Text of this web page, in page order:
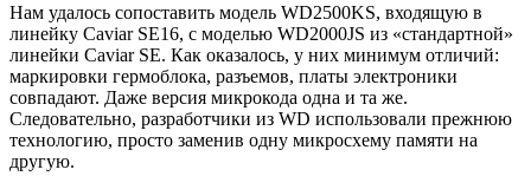
Нам удалось сопоставить модель WD2500KS, входящую в
линейку Caviar SE16, с моделью WD2000JS из «стандартной»
линейки Caviar SE. Как оказалось, у них минимум отличий:
маркировки гермоблока, разъемов, платы электроники
совпадают. Даже версия микрокода одна и та же.
Следовательно, разработчики из WD использовали прежнюю
технологию, просто заменив одну микросхему памяти на
другую.